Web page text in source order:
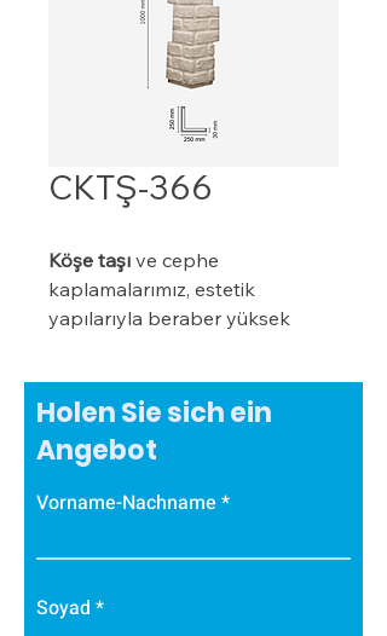
CKTŞ-366
Köşe taşı ve cephe
kaplamalarımız, estetik
yapılarıyla beraber yüksek
sahiptir. Bu ürünlerimiz,dış
dekor ürünlerikategorisinde
özel bir konuma sahiptir ve
müşterilerimizin binalarını görsel
açıdan zenginleştirmelerine
Holen Sie sich ein
Angebot
Vorname-Nachname
Soyad